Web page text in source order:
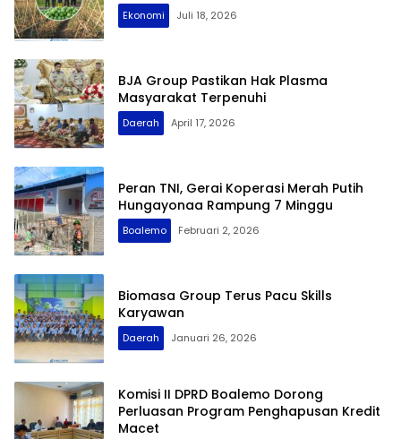
Ekonomi Juli 18, 2026
BJA Group Pastikan Hak Plasma
Masyarakat Terpenuhi
Daerah April 17, 2026
Peran TNI, Gerai Koperasi Merah Putih
Hungayonaa Rampung 7 Minggu
Boalemo Februari 2, 2026
Biomasa Group Terus Pacu Skills
Karyawan
Daerah Januari 26, 2026
Komisi II DPRD Boalemo Dorong
Perluasan Program Penghapusan Kredit
Macet